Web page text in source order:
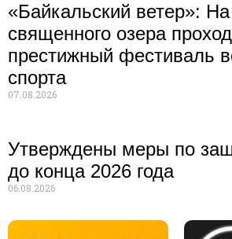
«Байкальский ветер»:
священного озера
престижный фестиваль
спорта
07.08.2026
Утверждены меры по
до конца 2026 года
06.08.2026